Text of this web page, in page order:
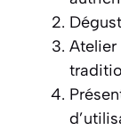
Atelier